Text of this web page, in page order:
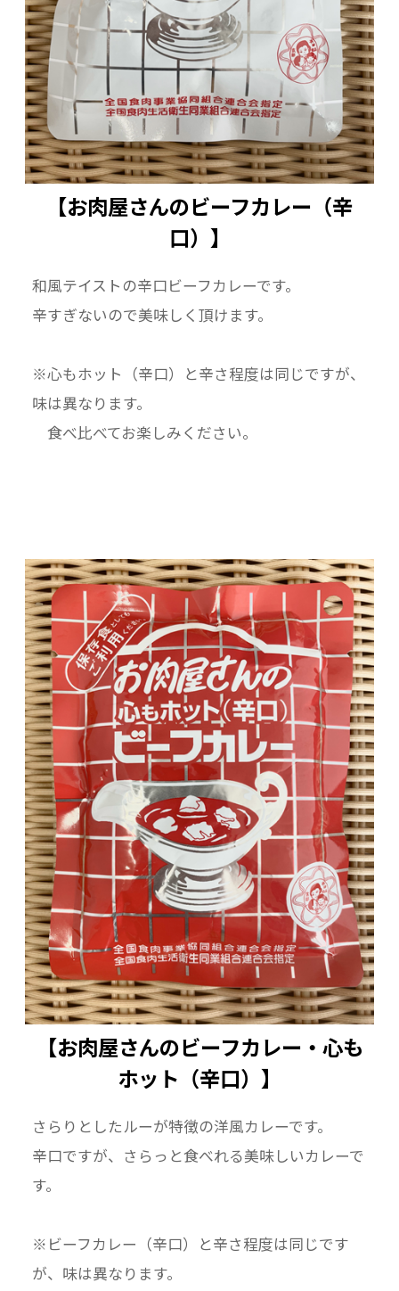
んじん）、牛肉（オーストラリア）、小麦粉、
ラード、ウスターソース、カレー粉、砂糖、チ
ャツネ、りんごピューレ、食塩、でん粉、生ク
リーム、トマトペースト、調製食用脂（バタ
ー、植物油脂）、ビーフエキス、しょうゆ、香
辛料、酵母エキス／調味料（アミノ酸等）、カ
ラメル色素、（一部に小麦・乳成分・牛肉・大
豆・バナナ・りんごを含む）
■殺菌方法：気密性容器に密封し、加圧加熱殺
■内容量：180g
■保存方法：直射日光を避け、常温で保存して
■賞味期限：パッケージに記載 製造日より２
年
■栄養成分表示 1袋(180g)当たり
【お肉屋さんのビーフカレー（辛
口）】
和風テイストの辛口ビーフカレーです。
辛すぎないので美味しく頂けます。
※心もホット（辛口）と辛さ程度は同じですが、
味は異なります。
食べ比べてお楽しみください。
【お肉屋さんのビーフカレー・心も
ホット（辛口）】
さらりとしたルーが特徴の洋風カレーです。
辛口ですが、さらっと食べれる美味しいカレーで
す。
※ビーフカレー（辛口）と辛さ程度は同じです
が、味は異なります。